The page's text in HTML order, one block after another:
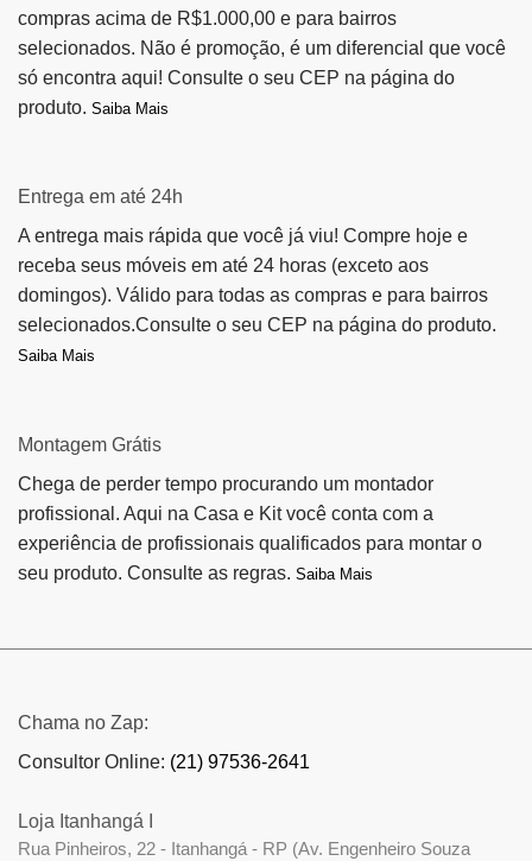
compras acima de R$1.000,00 e para bairros
selecionados. Não é promoção, é um diferencial que você
só encontra aqui! Consulte o seu CEP na página do
produto. Saiba Mais
Entrega em até 24h
A entrega mais rápida que você já viu! Compre hoje e
receba seus móveis em até 24 horas (exceto aos
domingos). Válido para todas as compras e para bairros
selecionados.Consulte o seu CEP na página do produto.
Saiba Mais
Montagem Grátis
Chega de perder tempo procurando um montador
profissional. Aqui na Casa e Kit você conta com a
experiência de profissionais qualificados para montar o
seu produto. Consulte as regras. Saiba Mais
Chama no Zap:
Consultor Online: (21) 97536-2641
Loja Itanhangá I
Rua Pinheiros, 22 - Itanhangá - RP (Av. Engenheiro Souza